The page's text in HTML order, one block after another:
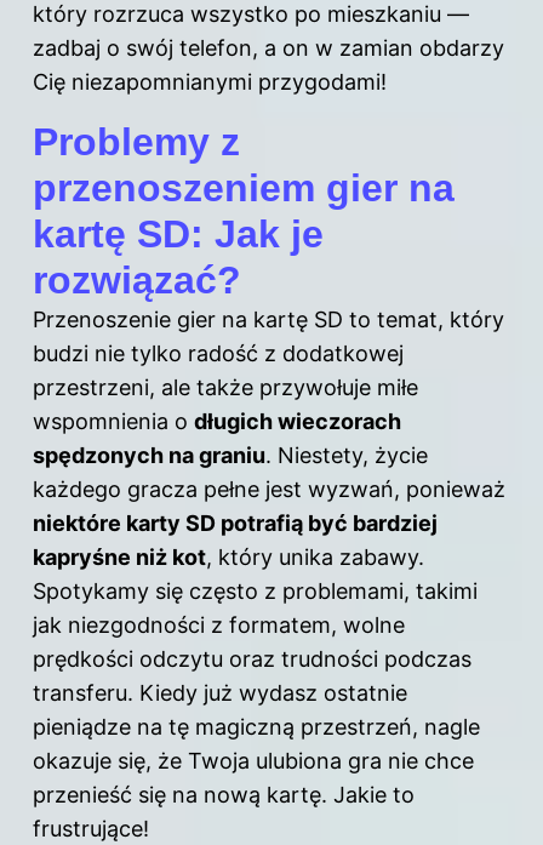
który rozrzuca wszystko po mieszkaniu —
zadbaj o swój telefon, a on w zamian obdarzy
Cię niezapomnianymi przygodami!
Problemy z
przenoszeniem gier na
kartę SD: Jak je
rozwiązać?
Przenoszenie gier na kartę SD to temat, który
budzi nie tylko radość z dodatkowej
przestrzeni, ale także przywołuje miłe
wspomnienia o długich wieczorach
spędzonych na graniu. Niestety, życie
każdego gracza pełne jest wyzwań, ponieważ
niektóre karty SD potrafią być bardziej
kapryśne niż kot, który unika zabawy.
Spotykamy się często z problemami, takimi
jak niezgodności z formatem, wolne
prędkości odczytu oraz trudności podczas
transferu. Kiedy już wydasz ostatnie
pieniądze na tę magiczną przestrzeń, nagle
okazuje się, że Twoja ulubiona gra nie chce
przenieść się na nową kartę. Jakie to
frustrujące!